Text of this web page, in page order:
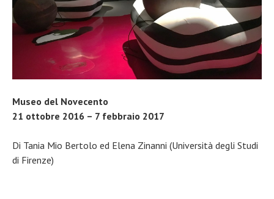
Museo del Novecento
21 ottobre 2016 – 7 febbraio 2017
Di Tania Mio Bertolo ed Elena Zinanni (Università degli Studi
di Firenze)